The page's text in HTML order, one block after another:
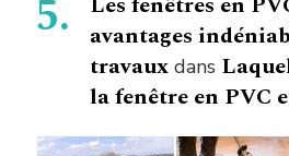
avantages
travaux dans
la fenêtre en PVC